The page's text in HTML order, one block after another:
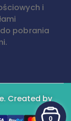
i
pobrania
Created by
0